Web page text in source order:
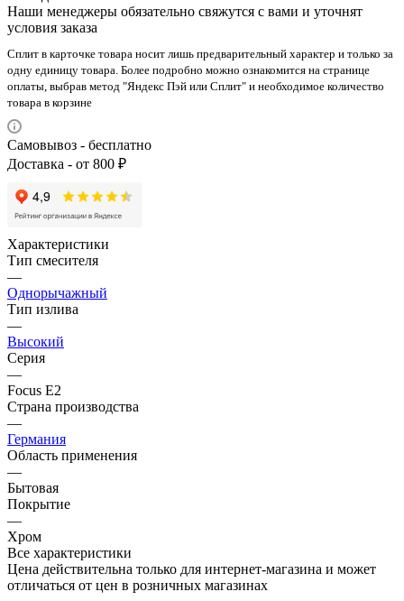
Наши менеджеры обязательно свяжутся с вами и уточнят
условия заказа
Сплит в карточке товара носит лишь предварительный характер и только за
одну единицу товара. Более подробно можно ознакомится на странице
оплаты, выбрав метод "Яндекс Пэй или Сплит" и необходимое количество
товара в корзине
Самовывоз - бесплатно
Доставка - от 800 ₽
Характеристики
Тип смесителя
—
Однорычажный
Тип излива
—
Высокий
Серия
—
Focus E2
Страна производства
—
Германия
Область применения
—
Бытовая
Покрытие
—
Хром
Все характеристики
Цена действительна только для интернет-магазина и может
отличаться от цен в розничных магазинах